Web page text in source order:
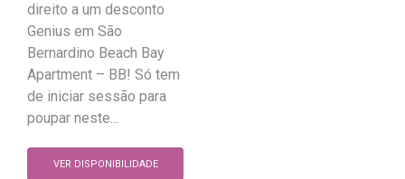
direito a um desconto
Genius em São
Bernardino Beach Bay
Apartment – BB! Só tem
de iniciar sessão para
poupar neste...
VER DISPONIBILIDADE